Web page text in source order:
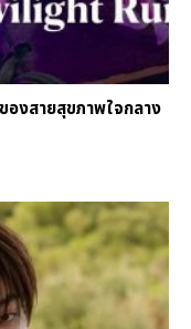
งสายสุขภาพใจกลาง